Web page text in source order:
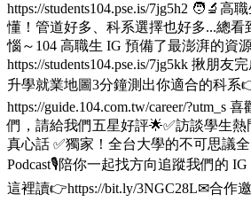
https://students104.pse.is/7jg5h2 🧑‍🔬高
懂！管道好多、科系選擇也好多...總看
惱～104 高職生 IG 預備了最澎湃的資
https://students104.pse.is/7jg5kk 揪朋友
升學就業地圖3分鐘測出你適合的科系
https://guide.104.com.tw/career/?utm_s
們，請給我們五星好評🌟✅訪談學生
真心話 ✅獨家！全台大學的不可思議
Podcast🎙️陪你一起找方向追蹤我們的 IG
這裡讀👉https://bit.ly/3NGC28L✉合作邀